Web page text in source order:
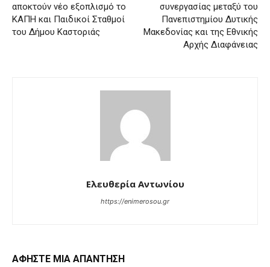
αποκτούν νέο εξοπλισμό το
ΚΑΠΗ και Παιδικοί Σταθμοί
του Δήμου Καστοριάς
συνεργασίας μεταξύ του
Πανεπιστημίου Δυτικής
Μακεδονίας και της Εθνικής
Αρχής Διαφάνειας
Ελευθερία Αντωνίου
https://enimerosou.gr
ΑΦΗΣΤΕ ΜΙΑ ΑΠΑΝΤΗΣΗ